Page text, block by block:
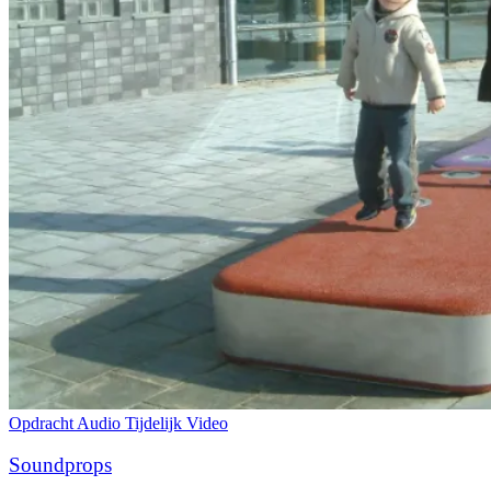
Opdracht Audio Tijdelijk Video
Soundprops